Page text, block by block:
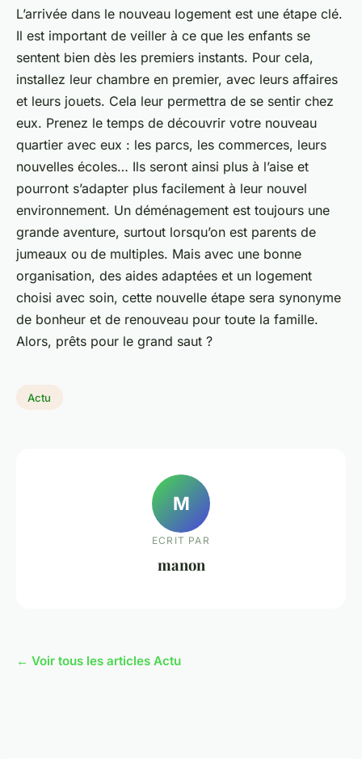
L’arrivée dans le nouveau logement est une étape clé.
Il est important de veiller à ce que les enfants se
sentent bien dès les premiers instants. Pour cela,
installez leur chambre en premier, avec leurs affaires
et leurs jouets. Cela leur permettra de se sentir chez
eux. Prenez le temps de découvrir votre nouveau
quartier avec eux : les parcs, les commerces, leurs
nouvelles écoles… Ils seront ainsi plus à l’aise et
pourront s’adapter plus facilement à leur nouvel
environnement. Un déménagement est toujours une
grande aventure, surtout lorsqu’on est parents de
jumeaux ou de multiples. Mais avec une bonne
organisation, des aides adaptées et un logement
choisi avec soin, cette nouvelle étape sera synonyme
de bonheur et de renouveau pour toute la famille.
Alors, prêts pour le grand saut ?
Actu
M
ECRIT PAR
manon
← Voir tous les articles Actu